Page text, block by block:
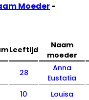
Moeder-
Leeftijd
Naam
moeder
28
Anna
Eustatia
10 Louisa